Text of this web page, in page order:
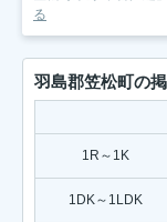
る
羽島郡笠松町の
1R～1K
1DK～1LDK